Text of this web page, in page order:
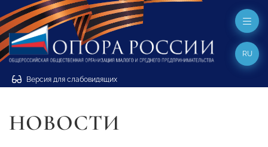
Версия для слабовидящих
RU
НОВОСТИ